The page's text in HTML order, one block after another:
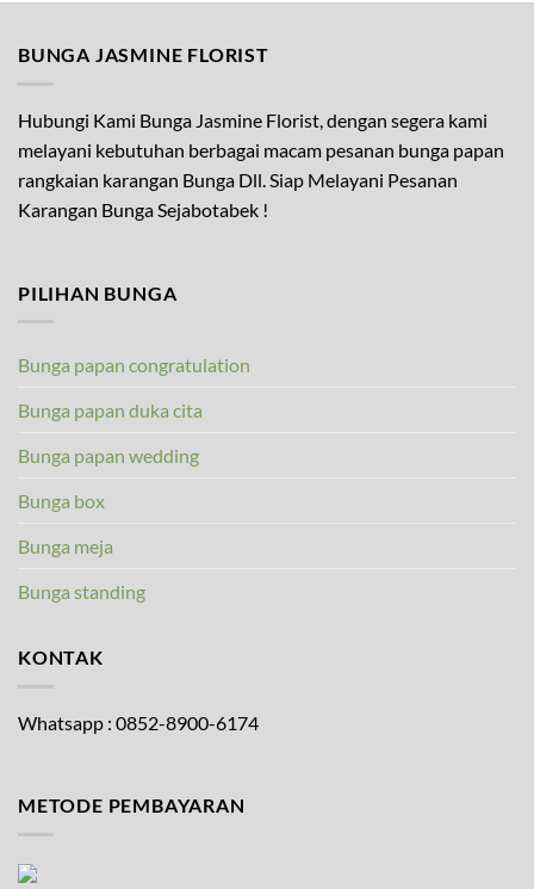
BUNGA JASMINE FLORIST
Hubungi Kami Bunga Jasmine Florist, dengan segera kami
melayani kebutuhan berbagai macam pesanan bunga papan
rangkaian karangan Bunga Dll. Siap Melayani Pesanan
Karangan Bunga Sejabotabek !
PILIHAN BUNGA
Bunga papan congratulation
Bunga papan duka cita
Bunga papan wedding
Bunga box
Bunga meja
Bunga standing
KONTAK
Whatsapp : 0852-8900-6174
METODE PEMBAYARAN